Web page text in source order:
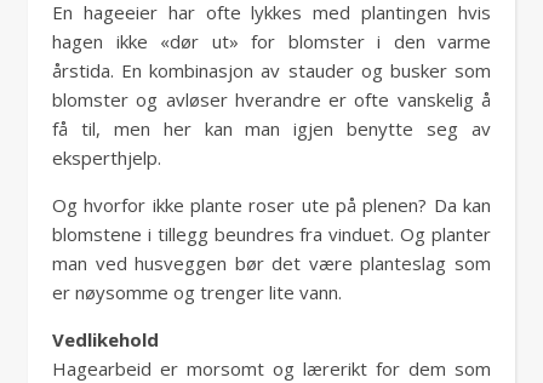
En hageeier har ofte lykkes med plantingen hvis
hagen ikke «dør ut» for blomster i den varme
årstida. En kombinasjon av stauder og busker som
blomster og avløser hverandre er ofte vanskelig å
få til, men her kan man igjen benytte seg av
eksperthjelp.
Og hvorfor ikke plante roser ute på plenen? Da kan
blomstene i tillegg beundres fra vinduet. Og planter
man ved husveggen bør det være planteslag som
er nøysomme og trenger lite vann.
Vedlikehold
Hagearbeid er morsomt og lærerikt for dem som